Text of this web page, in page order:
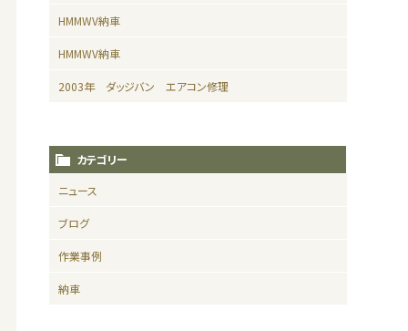
HMMWV納車
HMMWV納車
2003年 ダッジバン エアコン修理
カテゴリー
ニュース
ブログ
作業事例
納車